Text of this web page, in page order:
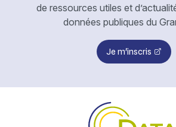
de ressources utiles et
données publiques du
Je m'inscris